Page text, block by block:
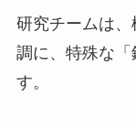
研究チームは
調に、特殊な「
す。